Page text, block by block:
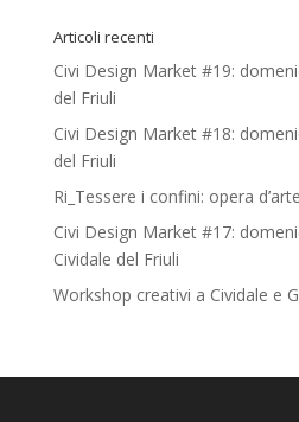
Articoli recenti
Civi Design Market #19:
del Friuli
Civi Design Market #18:
del Friuli
Ri_Tessere i confini: opera
Civi Design Market #17:
Cividale del Friuli
Workshop creativi a Cividale e